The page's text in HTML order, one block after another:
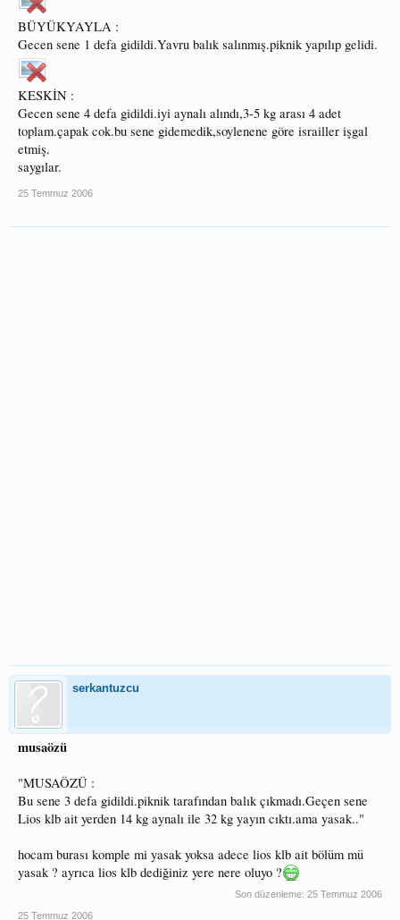
BÜYÜKYAYLA :
Gecen sene 1 defa gidildi.Yavru balık salınmış.piknik yapılıp gelidi.
KESKİN :
Gecen sene 4 defa gidildi.iyi aynalı alındı,3-5 kg arası 4 adet
toplam.çapak cok.bu sene gidemedik,soylenene göre israiller işgal
etmiş.
saygılar.
25 Temmuz 2006
serkantuzcu
musaözü
"MUSAÖZÜ :
Bu sene 3 defa gidildi.piknik tarafından balık çıkmadı.Geçen sene
Lios klb ait yerden 14 kg aynalı ile 32 kg yayın cıktı.ama yasak.."
hocam burası komple mi yasak yoksa adece lios klb ait bölüm mü
yasak ? ayrıca lios klb dediğiniz yere nere oluyo ?
Son düzenleme: 25 Temmuz 2006
25 Temmuz 2006